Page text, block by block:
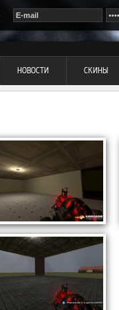
НОВОСТИ СКИНЫ